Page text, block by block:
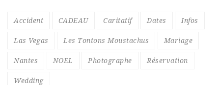
Accident CADEAU Caritatif Dates Infos
Las Vegas Les Tontons Moustachus Mariage
Nantes NOEL Photographe Réservation
Wedding